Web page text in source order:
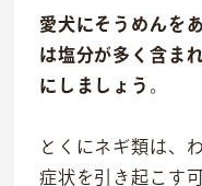
愛犬にそうめんを
は塩分が多く含ま
にしましょう 。
とくにネギ類は、
症状を引き起こす